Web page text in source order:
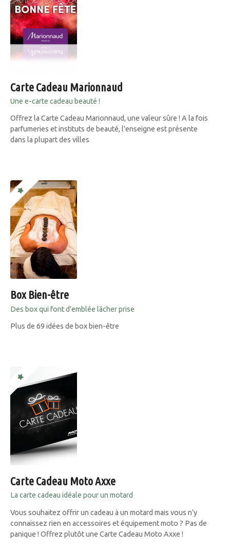
Carte Cadeau Marionnaud
Une e-carte cadeau beauté !
Offrez la Carte Cadeau Marionnaud, une valeur sûre ! A la fois
parfumeries et instituts de beauté, l'enseigne est présente
dans la plupart des villes
Box Bien-être
Des box qui font d'emblée lâcher prise
Plus de 69 idées de box bien-être
Carte Cadeau Moto Axxe
La carte cadeau idéale pour un motard
Vous souhaitez offrir un cadeau à un motard mais vous n’y
connaissez rien en accessoires et équipement moto ? Pas de
panique ! Offrez plutôt une Carte Cadeau Moto Axxe !